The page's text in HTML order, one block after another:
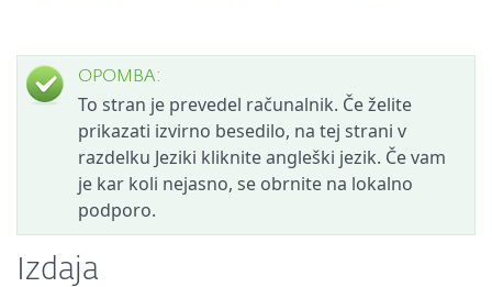
OPOMBA:
To stran je prevedel računalnik. Če želite
prikazati izvirno besedilo, na tej strani v
razdelku Jeziki kliknite angleški jezik. Če vam
je kar koli nejasno, se obrnite na lokalno
podporo.
Izdaja